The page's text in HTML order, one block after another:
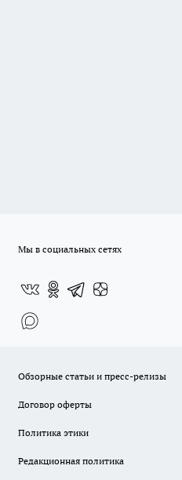
Мы в социальных сетях
Обзорные статьи и пресс-релизы
Договор оферты
Политика этики
Редакционная политика